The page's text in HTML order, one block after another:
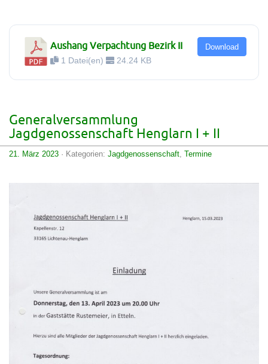
Aushang Verpachtung Bezirk II
1 Datei(en)
24.24 KB
Download
Generalversammlung
Jagdgenossenschaft Henglarn I + II
21. März 2023 · Kategorien: Jagdgenossenschaft, Termine